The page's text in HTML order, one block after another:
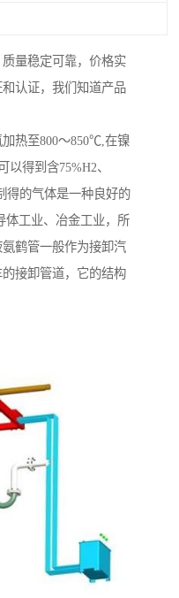
量稳定可靠，价格实
认证，我们知道产品
热至800～850℃,在镍
得到含75%H2、
得的气体是一种良好的
体工业、冶金工业，所
鹤管一般作为接卸汽
接卸管道，它的结构